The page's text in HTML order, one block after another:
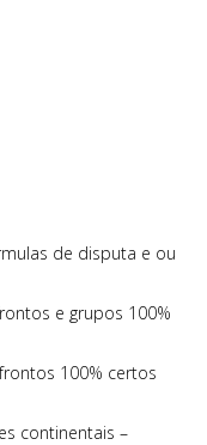
de disputa e ou
e grupos 100%
100% certos
continentais –